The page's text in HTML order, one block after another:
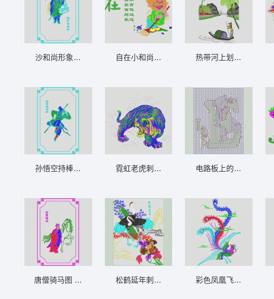
沙和尚形象刺绣图 西游记-沙和尚_精品工艺
孙悟空持棒跃动图 西游记-孙悟空_精品工艺
唐僧骑马图 西游记-唐僧_挂画工艺图
自在小和尚扫地图 字画-小和尚-自在_精品工
霓虹老虎刺绣图案 竹林猛虎_壁画版
松鹤延年刺绣图 松鹤延年_工艺版
热带河上划船图 风景_
电路板上的点阵图案
彩色凤凰飞舞图 凤_吉